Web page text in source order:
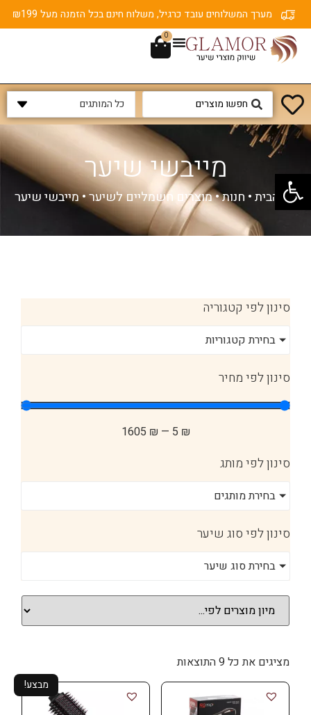
פתח סרגל נגישות
מערך המשלוחים עובד כרגיל, משלוח חינם בכל הזמנה מעל ₪199
0
מייבשי שיער
דף הבית• חנות•מוצרים חשמליים לשיער•מייבשי שיער
סינון לפי קטגוריה
בחירת קטגוריות
סינון לפי מחיר
₪
5
—
₪
1605
סינון לפי מותג
בחירת מותגים
סינון לפי סוג שיער
בחירת סוג שיער
מציגים את כל ⁦9⁩ התוצאות
מבצע!